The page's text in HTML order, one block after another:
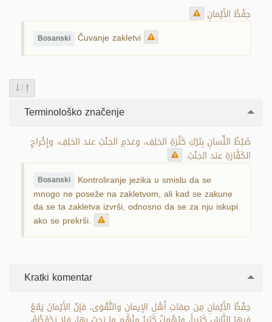
حِفْظُ الأَيْمانِ
Bosanski Čuvanje zakletvi
/
Terminološko značenje
ضَبْطُ اللِّسانِ بِتَرْكِ كَثْرَةِ الحَلِفِ، وعَدَمِ الحِنْثِ عند الحَلِفِ، وإِخْراجِ
الكَفَّارَةِ عند الحِنْثِ.
Bosanski Kontroliranje jezika u smislu da se
mnogo ne poseže na zakletvom, ali kad se zakune
da se ta zakletva izvrši, odnosno da se za nju iskupi
ako se prekrši.
Kratki komentar
حِفْظُ الأَيْمانِ مِن صِفاتِ أَهْلِ الإيمانِ والتَّقْوَى، فإنّ الأَيْمانَ يَقَعُ